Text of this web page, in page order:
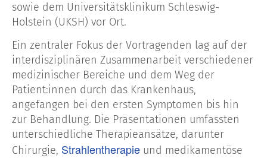
sowie dem Universitätsklinikum Schleswig-
Holstein (UKSH) vor Ort.
Ein zentraler Fokus der Vortragenden lag auf der
interdisziplinären Zusammenarbeit verschiedener
medizinischer Bereiche und dem Weg der
Patient:innen durch das Krankenhaus,
angefangen bei den ersten Symptomen bis hin
zur Behandlung. Die Präsentationen umfassten
unterschiedliche Therapieansätze, darunter
Chirurgie, Strahlentherapie und medikamentöse